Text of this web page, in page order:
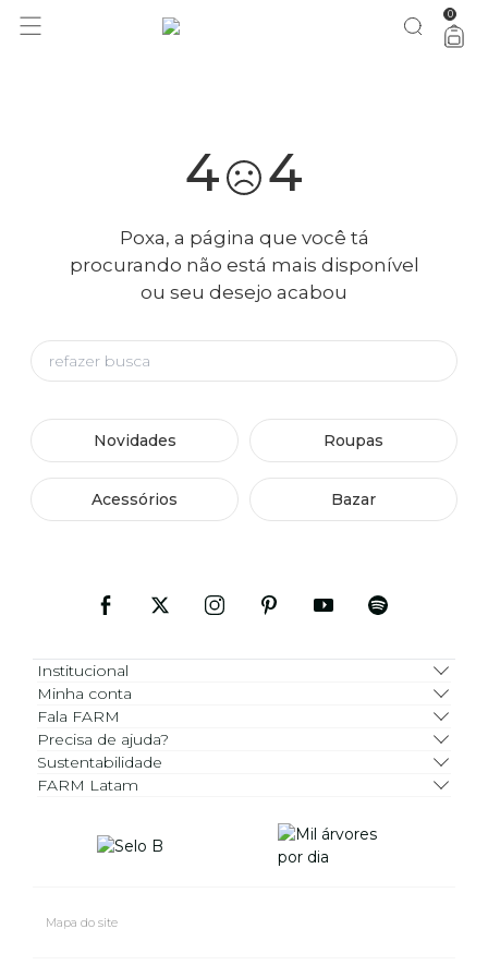
você merece 30% OFF pra comemorar com a gente aproveita! 0
4 4
Poxa, a página que você tá
procurando não está mais disponível
ou seu desejo acabou
Novidades Roupas
Acessórios Bazar
Institucional
Minha conta
Fala FARM
Precisa de ajuda?
Sustentabilidade
FARM Latam
Mapa do site